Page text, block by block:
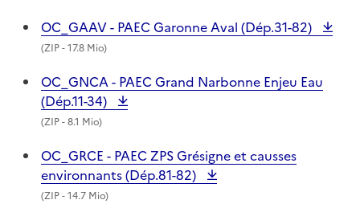
OC_GAAV - PAEC Garonne Aval (Dép.31-82)
(ZIP- 17.8 Mio)
OC_GNCA - PAEC Grand Narbonne Enjeu Eau
(Dép.11-34)
(ZIP- 8.1 Mio)
OC_GRCE - PAEC ZPS Grésigne et causses
environnants (Dép.81-82)
(ZIP- 14.7 Mio)